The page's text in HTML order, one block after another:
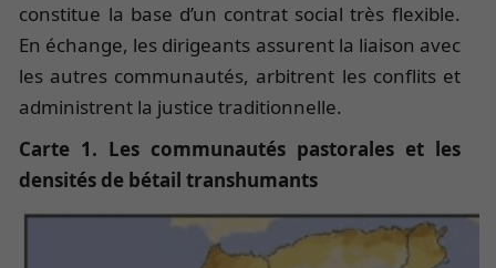
constitue la base d’un contrat social très flexible.
En échange, les dirigeants assurent la liaison avec
les autres communautés, arbitrent les conflits et
administrent la justice traditionnelle.
Carte 1. Les communautés pastorales et les
densités de bétail transhumants